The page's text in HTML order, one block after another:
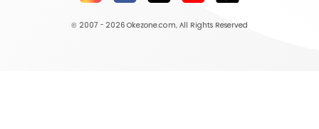
© 2007 - 2026 Okezone.com, All Rights Reserved